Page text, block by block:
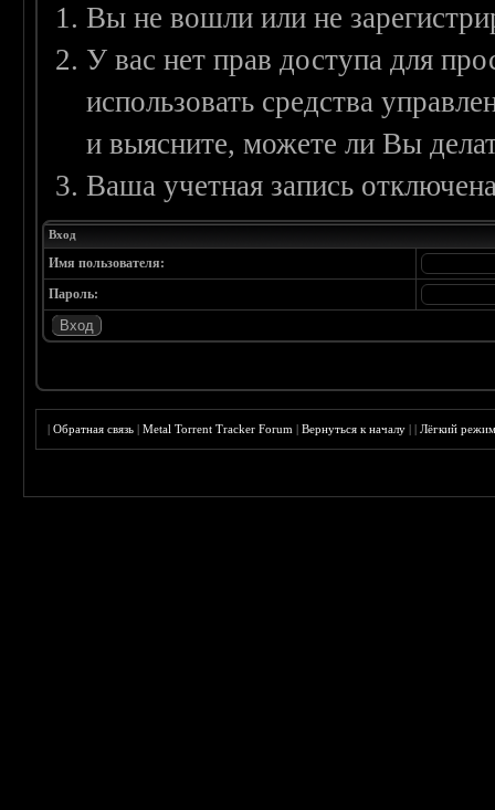
Вы не вошли или не
У вас нет прав доступа для
использовать средства
и выясните, можете ли Вы
Ваша учетная запись
Вход
Имя пользователя:
Пароль:
|Обратная связь |Metal Torrent Tracker Forum |Вернуться к началу ||Лёгкий